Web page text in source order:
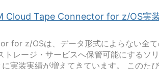
Cloud Tape Connector for z/OS実
for z/OSは、データ形式によらない全
トレージ・サービスへ保管可能にするソ
実装実績が増えてきています。 このた